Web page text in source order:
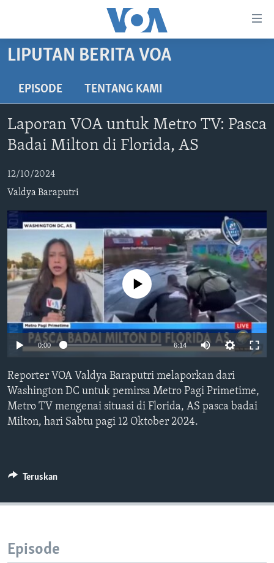
Akses
Utama
Lanjut
ke
Utama
Lanjut
Pencarian
DUNIA
POLYGRAPH
DAFTAR PROGRAM
Learning English
IKUTI KAMI
Bahasa-bahasa
LIPUTAN BERITA VOA
EPISODE TENTANG KAMI
Laporan VOA untuk Metro TV: Pasca
Badai Milton di Florida, AS
12/10/2024
Valdya Baraputri
No media source currently available
0:00 6:14
Reporter VOA Valdya Baraputri melaporkan dari
Washington DC untuk pemirsa Metro Pagi Primetime,
Metro TV mengenai situasi di Florida, AS pasca badai
Milton, hari Sabtu pagi 12 Oktober 2024.
Teruskan
Episode